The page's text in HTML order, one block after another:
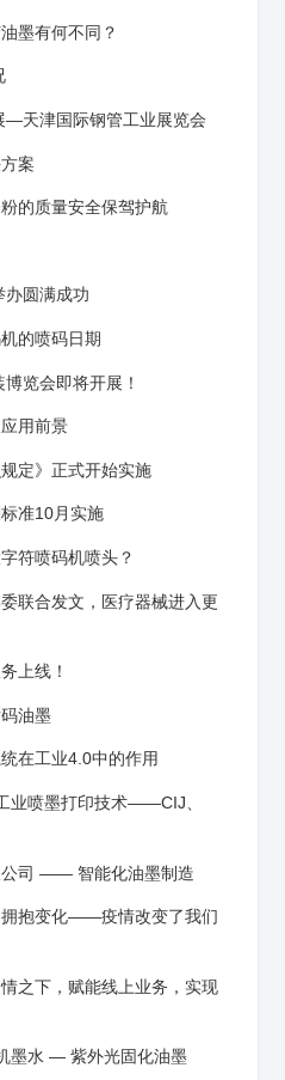
墨有何不同？
—天津国际钢管工业展览会
案
的质量安全保驾护航
办圆满成功
的喷码日期
览会即将开展！
用前景
定》正式开始实施
准10月实施
符喷码机喷头？
联合发文，医疗器械进入更
上线！
油墨
在工业4.0中的作用
业喷墨打印技术——CIJ、
公司 —— 智能化油墨制造
拥抱变化——疫情改变了我们
之下，赋能线上业务，实现
墨水 — 紫外光固化油墨